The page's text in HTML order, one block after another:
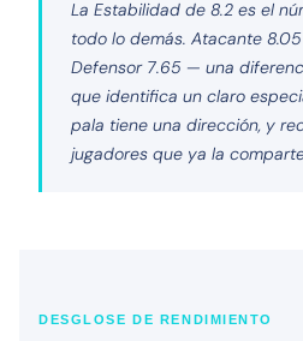
La Estabilidad de 8.2 es el
todo lo demás. Atacante 8.05
Defensor 7.65 — una
que identifica un claro
pala tiene una dirección, y
jugadores que ya la
DESGLOSE DE RENDIMIENTO